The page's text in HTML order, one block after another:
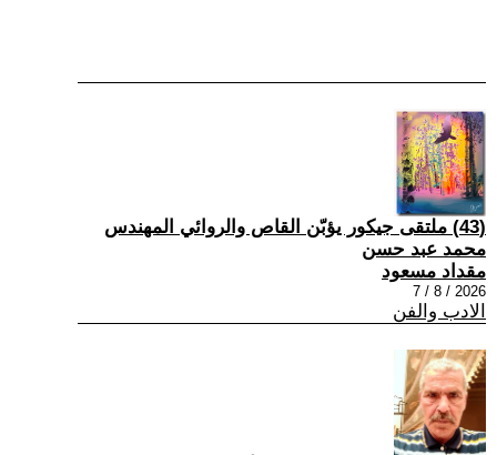
(43) ملتقى جيكور يؤبّن القاص والروائي المهندس
محمد عبد حسن
مقداد مسعود
2026 / 8 / 7
الادب والفن